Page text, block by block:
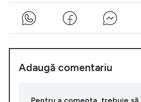
Adaugă comentariu
Pentru a comenta, trebuie să